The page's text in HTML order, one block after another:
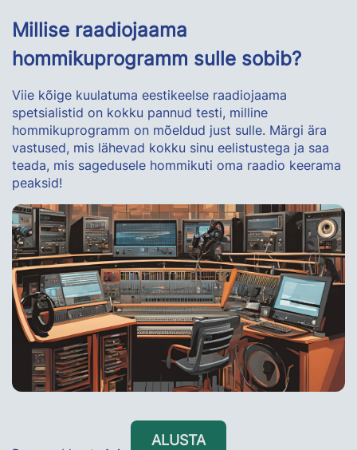
Millise raadiojaama
hommikuprogramm sulle sobib?
Viie kõige kuulatuma eestikeelse raadiojaama
spetsialistid on kokku pannud testi, milline
hommikuprogramm on mõeldud just sulle. Märgi ära
vastused, mis lähevad kokku sinu eelistustega ja saa
teada, mis sagedusele hommikuti oma raadio keerama
peaksid!
ALUSTA